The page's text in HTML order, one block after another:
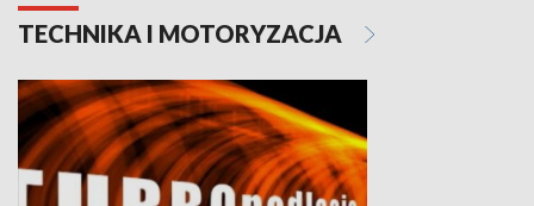
TECHNIKA I MOTORYZACJA